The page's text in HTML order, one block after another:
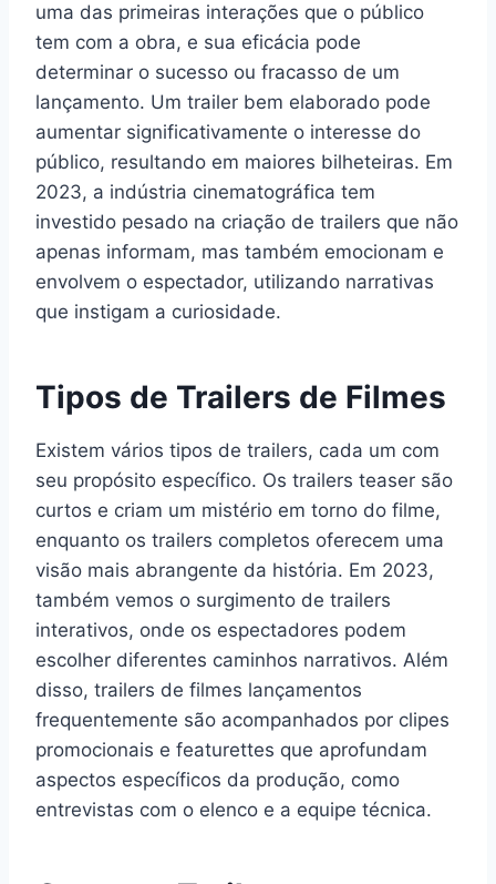
uma das primeiras interações que o público
tem com a obra, e sua eficácia pode
determinar o sucesso ou fracasso de um
lançamento. Um trailer bem elaborado pode
aumentar significativamente o interesse do
público, resultando em maiores bilheteiras. Em
2023, a indústria cinematográfica tem
investido pesado na criação de trailers que não
apenas informam, mas também emocionam e
envolvem o espectador, utilizando narrativas
que instigam a curiosidade.
Tipos de Trailers de Filmes
Existem vários tipos de trailers, cada um com
seu propósito específico. Os trailers teaser são
curtos e criam um mistério em torno do filme,
enquanto os trailers completos oferecem uma
visão mais abrangente da história. Em 2023,
também vemos o surgimento de trailers
interativos, onde os espectadores podem
escolher diferentes caminhos narrativos. Além
disso, trailers de filmes lançamentos
frequentemente são acompanhados por clipes
promocionais e featurettes que aprofundam
aspectos específicos da produção, como
entrevistas com o elenco e a equipe técnica.